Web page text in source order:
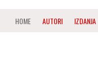
HOME AUTORI IZDANJA